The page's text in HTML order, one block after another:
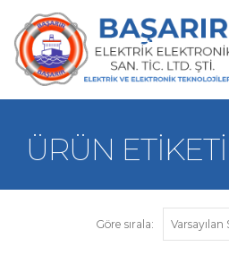
ÜRÜN
Göre sırala: